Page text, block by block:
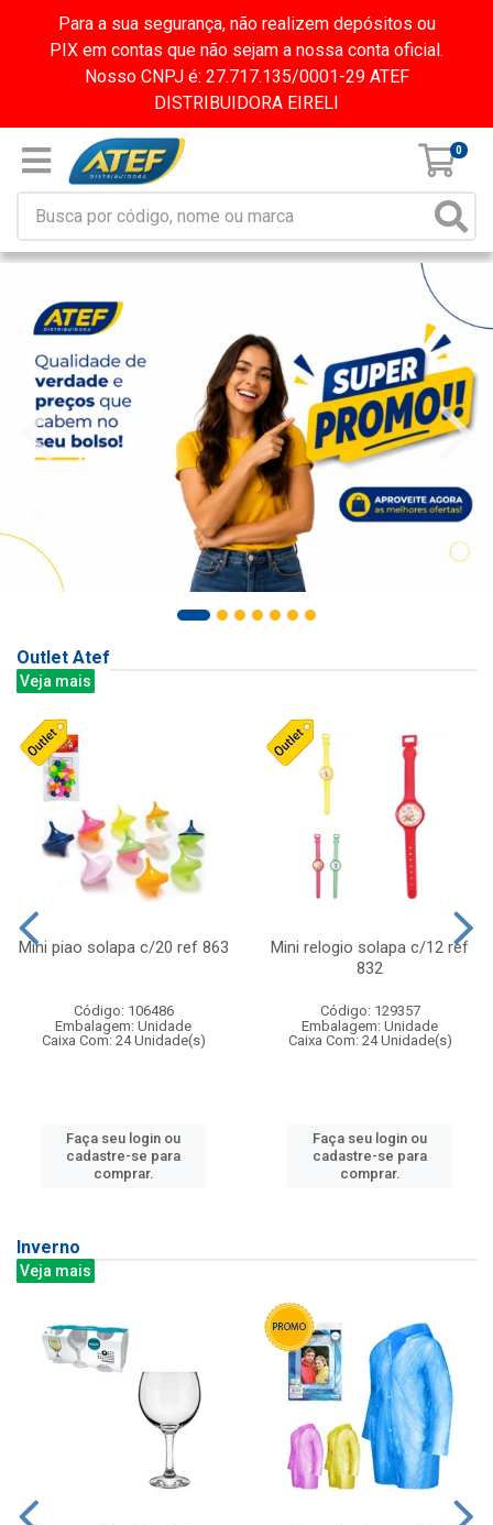
Para a sua segurança, não realizem depósitos ou
PIX em contas que não sejam a nossa conta oficial.
Nosso CNPJ é: 27.717.135/0001-29 ATEF
DISTRIBUIDORA EIRELI
0
Outlet Atef
Veja mais
Mini piao solapa c/20 ref 863
Código: 106486
Embalagem: Unidade
Caixa Com: 24 Unidade(s)
Faça seu login ou
cadastre-se para
comprar.
Mini relogio solapa c/12 ref
832
Código: 129357
Embalagem: Unidade
Caixa Com: 24 Unidade(s)
Faça seu login ou
cadastre-se para
comprar.
Inverno
Veja mais